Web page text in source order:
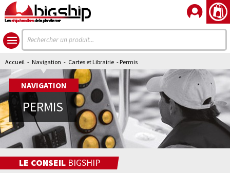
Lesshipchandlersde la planète mer
Accueil - Navigation - Cartes et Librairie - Permis
LE CONSEIL BIGSHIP
NAVIGATION
PERMIS